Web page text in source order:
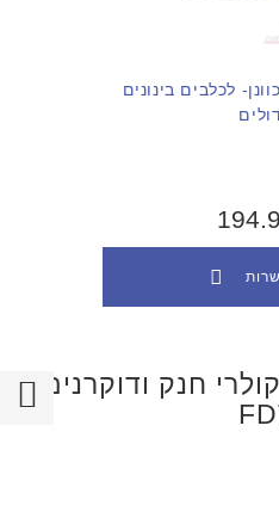
לכלבים בינונים
חנק ודוקרנים